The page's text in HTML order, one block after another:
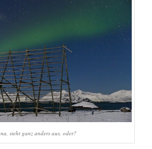
na, sieht ganz anders aus, oder?